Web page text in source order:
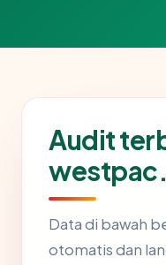
Audit
Data di bawah
otomatis dan